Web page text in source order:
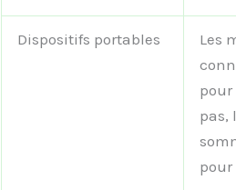
Dispositifs portables
Les
pour
pas,